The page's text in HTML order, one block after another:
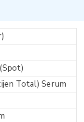
Total) Serum